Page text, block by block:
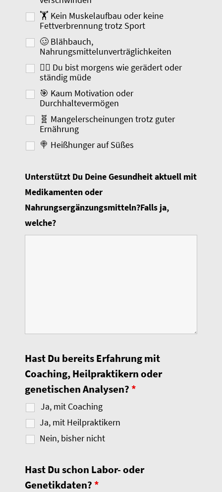
🏋️ Kein Muskelaufbau oder keine
Fettverbrennung trotz Sport
🥴 Blähbauch,
Nahrungsmittelunverträglichkeiten
😵‍💫 Du bist morgens wie gerädert oder
ständig müde
🎯 Kaum Motivation oder
Durchhaltevermögen
🧬 Mangelerscheinungen trotz guter
Ernährung
🍭 Heißhunger auf Süßes
Unterstützt Du Deine Gesundheit aktuell mit
Medikamenten oder
Nahrungsergänzungsmitteln?Falls ja,
welche?
Hast Du bereits Erfahrung mit
Coaching, Heilpraktikern oder
genetischen Analysen? *
Ja, mit Coaching
Ja, mit Heilpraktikern
Nein, bisher nicht
Hast Du schon Labor- oder
Genetikdaten? *